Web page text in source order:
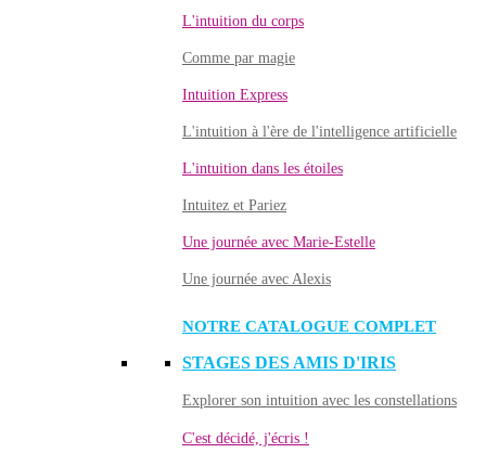
L'intuition du corps
Comme par magie
Intuition Express
L'intuition à l'ère de l'intelligence artificielle
L'intuition dans les étoiles
Intuitez et Pariez
Une journée avec Marie-Estelle
Une journée avec Alexis
NOTRE CATALOGUE COMPLET
STAGES DES AMIS D'IRIS
Explorer son intuition avec les constellations
C'est décidé, j'écris !